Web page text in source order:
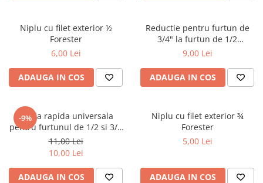
Niplu cu filet exterior ½
Forester
6,00 Lei
ADAUGA IN COS
Reductie pentru furtun de
3/4" la furtun de 1/2
cauciucata Forester
9,00 Lei
ADAUGA IN COS
-9%
Cupla rapida universala
pentru furtunul de 1/2 si 3/4
Faster Tools
11,00 Lei
10,00 Lei
ADAUGA IN COS
Niplu cu filet exterior ¾
Forester
5,00 Lei
ADAUGA IN COS